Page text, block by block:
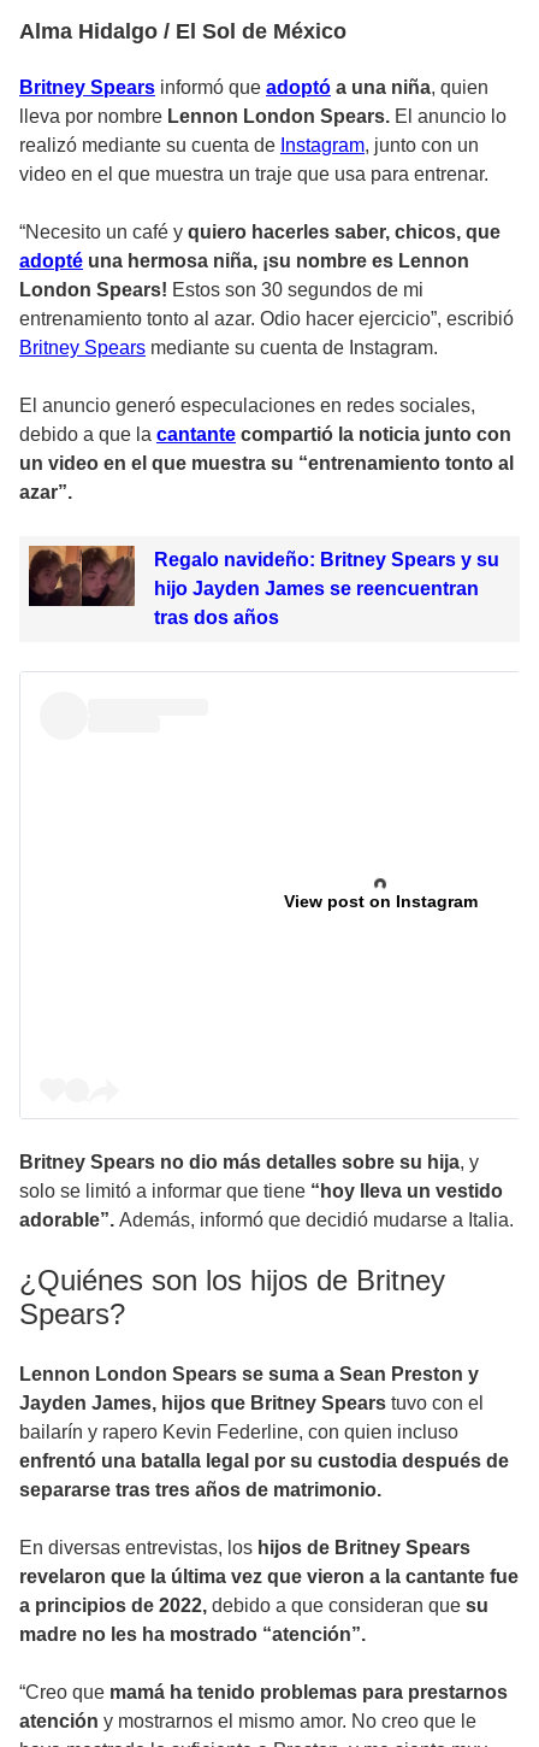
Alma Hidalgo / El Sol de México
Britney Spears informó que adoptó a una niña, quien
lleva por nombre Lennon London Spears. El anuncio lo
realizó mediante su cuenta de Instagram, junto con un
video en el que muestra un traje que usa para entrenar.
“Necesito un café y quiero hacerles saber, chicos, que
adopté una hermosa niña, ¡su nombre es Lennon
London Spears! Estos son 30 segundos de mi
entrenamiento tonto al azar. Odio hacer ejercicio”, escribió
Britney Spears mediante su cuenta de Instagram.
El anuncio generó especulaciones en redes sociales,
debido a que la cantante compartió la noticia junto con
un video en el que muestra su “entrenamiento tonto al
azar”.
Regalo navideño: Britney Spears y su
hijo Jayden James se reencuentran
tras dos años
View post on Instagram
Britney Spears no dio más detalles sobre su hija, y
solo se limitó a informar que tiene “hoy lleva un vestido
adorable”. Además, informó que decidió mudarse a Italia.
¿Quiénes son los hijos de Britney
Spears?
Lennon London Spears se suma a Sean Preston y
Jayden James, hijos que Britney Spears tuvo con el
bailarín y rapero Kevin Federline, con quien incluso
enfrentó una batalla legal por su custodia después de
separarse tras tres años de matrimonio.
En diversas entrevistas, los hijos de Britney Spears
revelaron que la última vez que vieron a la cantante fue
a principios de 2022, debido a que consideran que su
madre no les ha mostrado “atención”.
“Creo que mamá ha tenido problemas para prestarnos
atención y mostrarnos el mismo amor. No creo que le